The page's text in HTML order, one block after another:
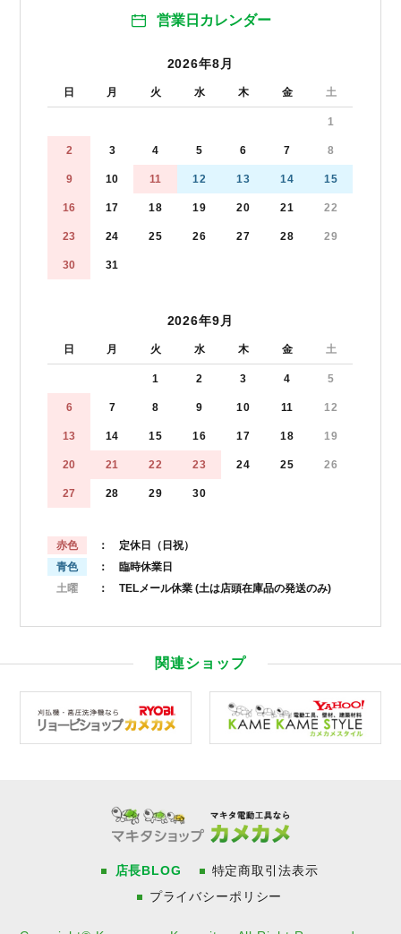
営業日カレンダー
2026年8月
日 月 火 水 木 金 土
1
2 3 4 5 6 7 8
9 10 11 12 13 14 15
16 17 18 19 20 21 22
23 24 25 26 27 28 29
30 31
2026年9月
日 月 火 水 木 金 土
1 2 3 4 5
6 7 8 9 10 11 12
13 14 15 16 17 18 19
20 21 22 23 24 25 26
27 28 29 30
赤色
： 定休日（日祝）
青色
： 臨時休業日
土曜
： TELメール休業 (土は店頭在庫品の発送のみ)
関連ショップ
店長BLOG
特定商取引法表示
プライバシーポリシー